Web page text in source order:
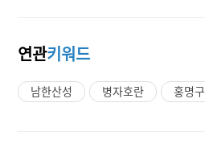
연관키워드
남한산성 병자호란 홍명구